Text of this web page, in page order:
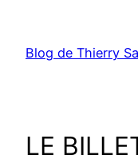
contenu
Blog de Thierry
LE